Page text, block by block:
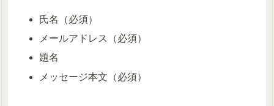
氏名（必須）
メールアドレス（必須）
題名
メッセージ本文（必須）